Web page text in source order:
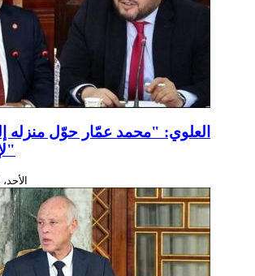
العلوي: "محمد عمّار حوّل منزله
لإسقاط الغنوشي"
الأحد، 14 مارس، 2021 - 23:30